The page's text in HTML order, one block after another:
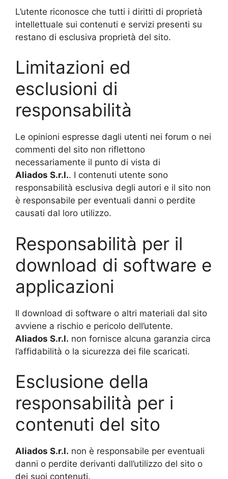
L’utente riconosce che tutti i diritti di proprietà
intellettuale sui contenuti e servizi presenti su
restano di esclusiva proprietà del sito.
Limitazioni ed
esclusioni di
responsabilità
Le opinioni espresse dagli utenti nei forum o nei
commenti del sito non riflettono
necessariamente il punto di vista di
Aliados S.r.l.. I contenuti utente sono
responsabilità esclusiva degli autori e il sito non
è responsabile per eventuali danni o perdite
causati dal loro utilizzo.
Responsabilità per il
download di software e
applicazioni
Il download di software o altri materiali dal sito
avviene a rischio e pericolo dell’utente.
Aliados S.r.l. non fornisce alcuna garanzia circa
l’affidabilità o la sicurezza dei file scaricati.
Esclusione della
responsabilità per i
contenuti del sito
Aliados S.r.l. non è responsabile per eventuali
danni o perdite derivanti dall’utilizzo del sito o
dei suoi contenuti.